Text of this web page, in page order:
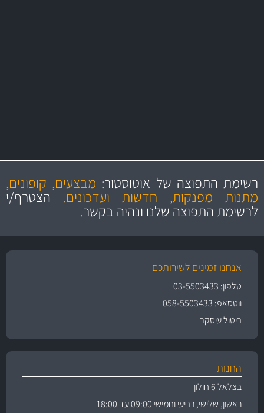
מקצועיות
ושירות מצויין
מחירים
הוגנים
והיצע מוצרים איכותירשימת התפוצה של אוטוסטור: מבצעים, קופונים,
מתנות מפנקות, חדשות ועדכונים. הצטרף/י
לרשימת התפוצה שלנו ונהיה בקשר.
אנחנו זמינים לשירותכם
טלפון: 03-5503433
ווטסאפ: 058-5503433
ביטול עיסקה
החנות
בצלאל 6 חולון
ראשון, שלישי, רביעי וחמישי 09:00 עד 18:00